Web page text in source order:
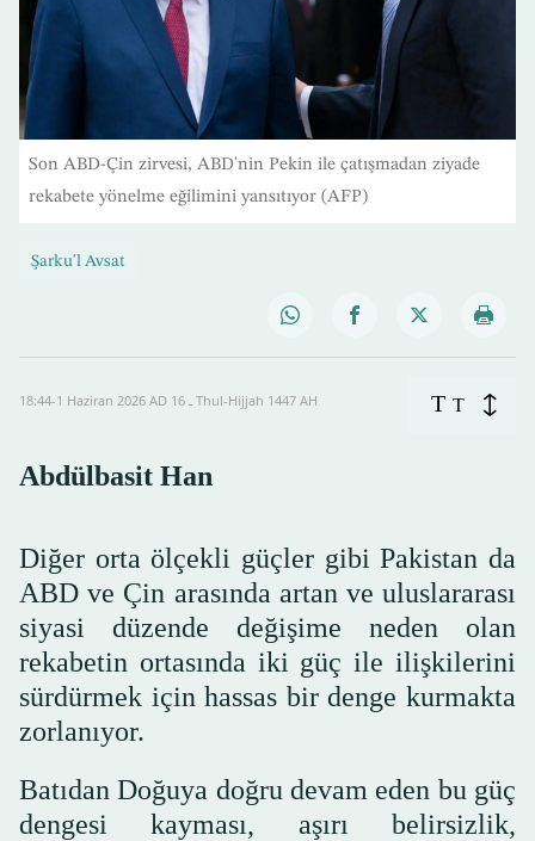
Son ABD-Çin zirvesi, ABD'nin Pekin ile çatışmadan ziyade
rekabete yönelme eğilimini yansıtıyor (AFP)
Şarku'l Avsat
18:44-1 Haziran 2026 AD ـ 16 Thul-Hijjah 1447 AH T T
Abdülbasit Han
Diğer orta ölçekli güçler gibi Pakistan da
ABD ve Çin arasında artan ve uluslararası
siyasi düzende değişime neden olan
rekabetin ortasında iki güç ile ilişkilerini
sürdürmek için hassas bir denge kurmakta
zorlanıyor.
Batıdan Doğuya doğru devam eden bu güç
dengesi kayması, aşırı belirsizlik,